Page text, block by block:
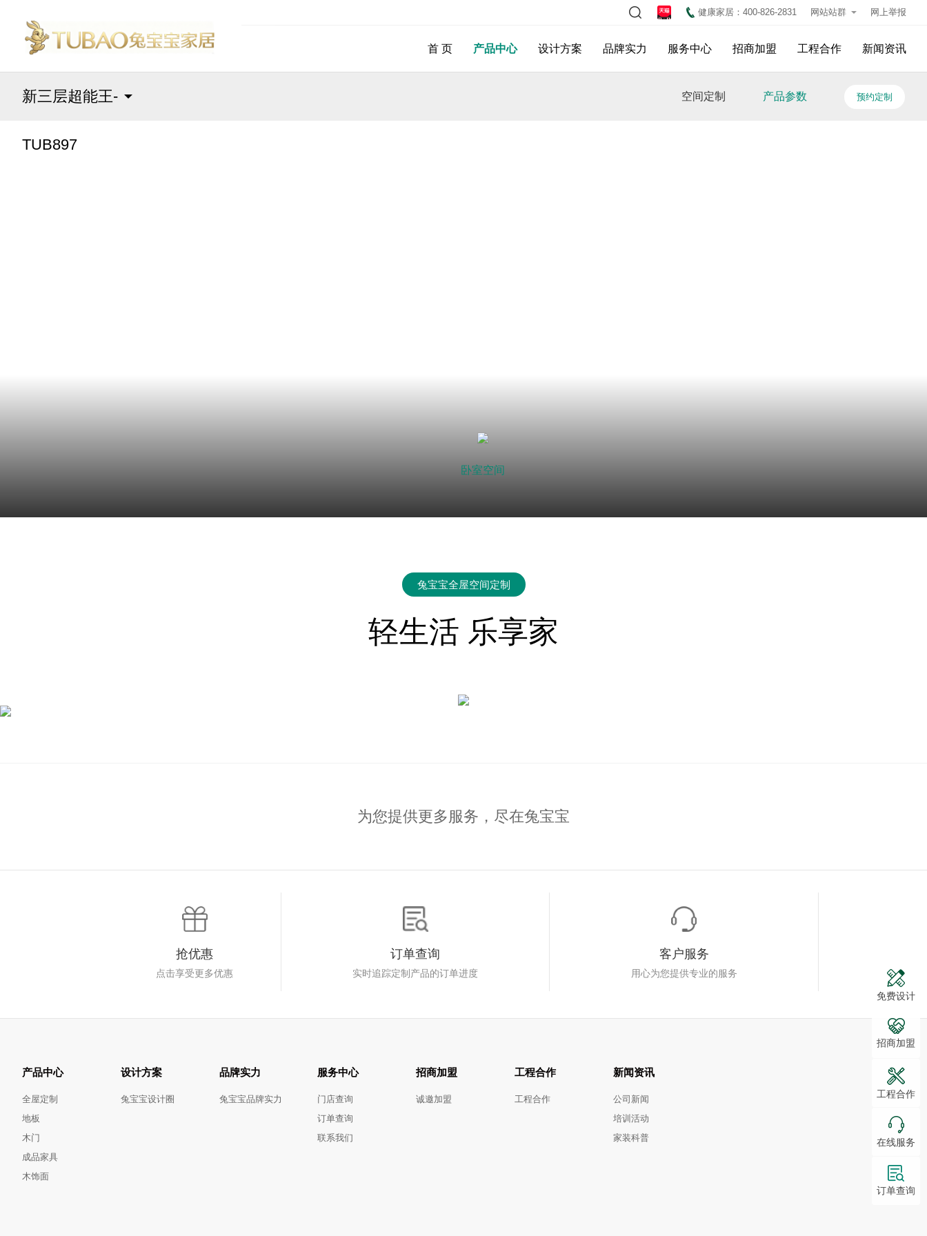
网上举报
网站站群
健康家居：400-826-2831
首 页 产品中心 设计方案 品牌实力 服务中心 招商加盟 工程合作 新闻资讯
新三层超能王-
TUB897
空间定制 产品参数 预约定制
卧室空间
兔宝宝全屋空间定制
轻生活 乐享家
为您提供更多服务，尽在兔宝宝
抢优惠
点击享受更多优惠
订单查询
实时追踪定制产品的订单进度
客户服务
用心为您提供专业的服务
产品中心
全屋定制
地板
木门
成品家具
木饰面
设计方案
兔宝宝设计圈
品牌实力
兔宝宝品牌实力
服务中心
门店查询
订单查询
联系我们
招商加盟
诚邀加盟
工程合作
工程合作
新闻资讯
公司新闻
培训活动
家装科普
免费设计
招商加盟
工程合作
在线服务
订单查询